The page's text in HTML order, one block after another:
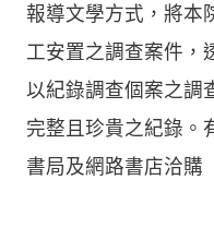
報導文學方式，將本
工安置之調查案件，
以紀錄調查個案之調
完整且珍貴之紀錄。
書局及網路書店洽購